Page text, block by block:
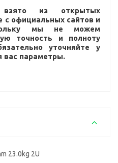
взято из открытых
с официальных сайтов и
мы не можем
точность и полноту
уточняйте у
параметры.
23.0kg 2U